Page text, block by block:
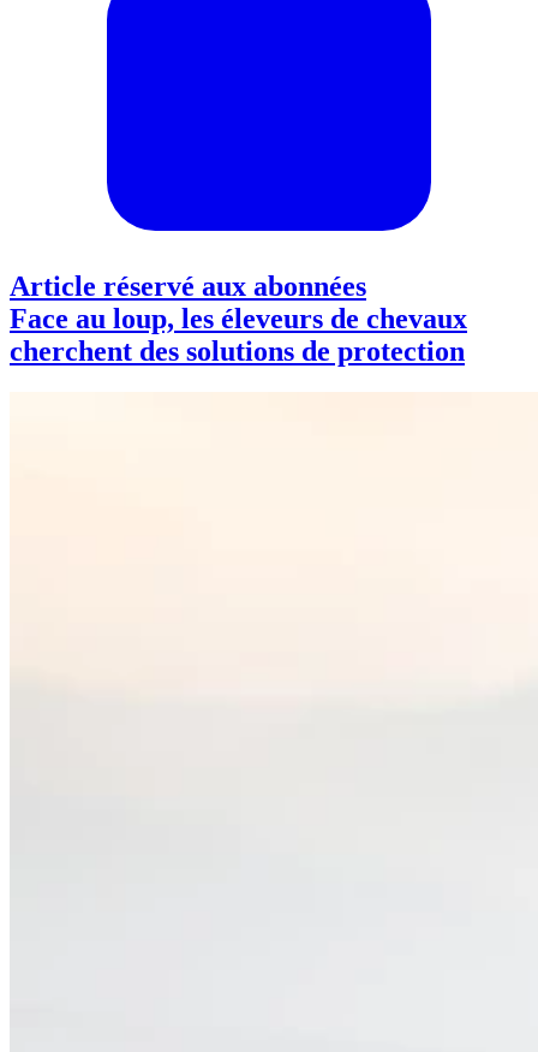
Article réservé aux abonnées
Face au loup, les éleveurs de chevaux
cherchent des solutions de protection